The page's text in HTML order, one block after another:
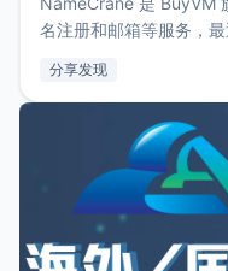
名注册和邮箱等服务，
又实惠的域名邮箱，不
分享发现